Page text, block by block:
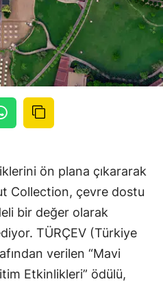
ön plana çıkararak
Collection, çevre dostu
bir değer olarak
TÜRÇEV (Türkiye
verilen “Mavi
Etkinlikleri” ödülü,